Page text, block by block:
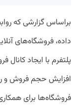
براساس گزارشی که
داده، فروشگاه‌های
پلتفرم با ایجاد
افزایش حجم فروش و
فروشگاه‌ها برای